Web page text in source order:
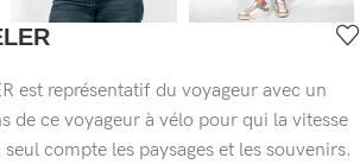
est représentatif du voyageur avec un
de ce voyageur à vélo pour qui la vitesse
seul compte les paysages et les souvenirs.